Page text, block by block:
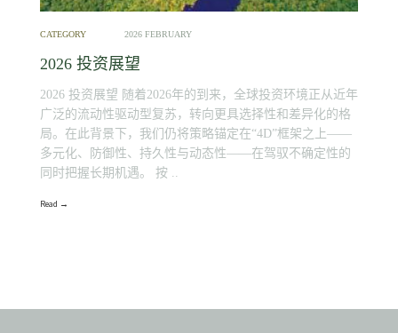
CATEGORY 2026 FEBRUARY
2026 投资展望
2026 投资展望 随着2026年的到来，全球投资环境正从近年
广泛的流动性驱动型复苏，转向更具选择性和差异化的格
局。在此背景下，我们仍将策略锚定在“4D”框架之上——
多元化、防御性、持久性与动态性——在驾驭不确定性的
同时把握长期机遇。 按 ..
Read →